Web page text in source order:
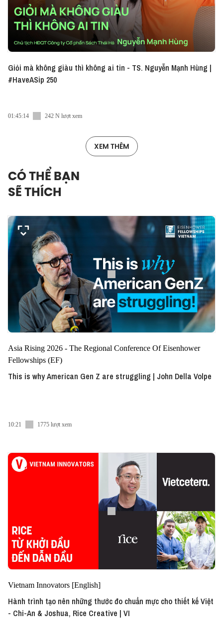
Giỏi mà không giàu thì không ai tin - TS. Nguyễn Mạnh Hùng |
#HaveASip 250
01:45:14 242 N lượt xem
XEM THÊM
CÓ THỂ BẠN
SẼ THÍCH
Asia Rising 2026 - The Regional Conference Of Eisenhower
Fellowships (EF)
This is why American Gen Z are struggling | John Della Volpe
10:21 1775 lượt xem
Vietnam Innovators [English]
Hành trình tạo nên những thước đo chuẩn mực cho thiết kế Việt
- Chi-An & Joshua, Rice Creative | VI